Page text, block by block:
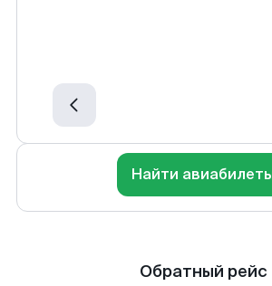
Найти
Обратный рейс